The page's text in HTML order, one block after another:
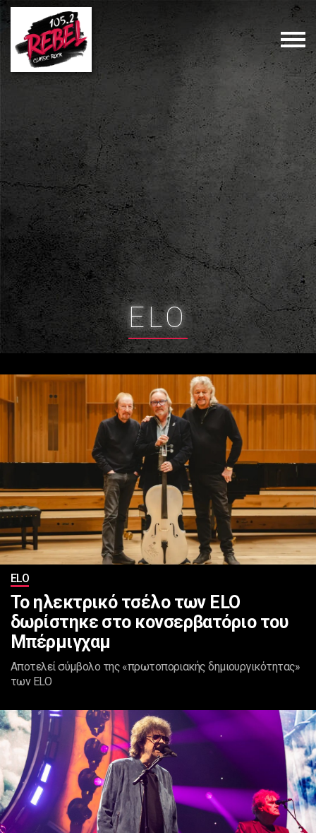
ELO
ELO
Το ηλεκτρικό τσέλο των ELO
δωρίστηκε στο κονσερβατόριο του
Μπέρμιγχαμ
Αποτελεί σύμβολο της «πρωτοποριακής δημιουργικότητας»
των ELO